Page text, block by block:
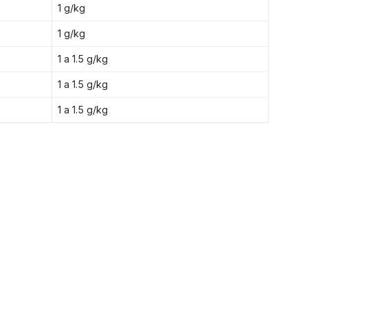
1 g/kg
1 g/kg
1 a 1.5 g/kg
1 a 1.5 g/kg
1 a 1.5 g/kg